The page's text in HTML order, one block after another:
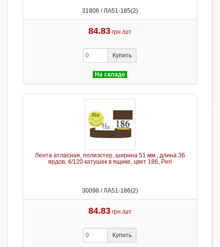
31806 / ЛА51-185(2)
84.83 грн./шт
Купить
На складе
Лента атласная, полиэстер, ширина 51 мм., длина 36
ярдов, 4/120 катушек в ящике, цвет 186, Peri
30098 / ЛА51-186(2)
84.83 грн./шт
Купить